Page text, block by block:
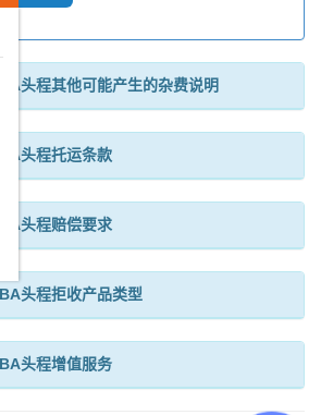
头程其他可能产生的杂费说明
头程托运条款
头程赔偿要求
头程拒收产品类型
头程增值服务